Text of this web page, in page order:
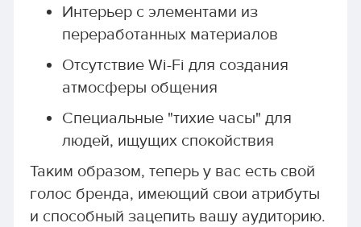
Интерьер с элементами из
переработанных материалов
Отсутствие Wi-Fi для создания
атмосферы общения
Специальные "тихие часы" для
людей, ищущих спокойствия
Таким образом, теперь у вас есть свой
голос бренда, имеющий свои атрибуты
и способный зацепить вашу аудиторию.